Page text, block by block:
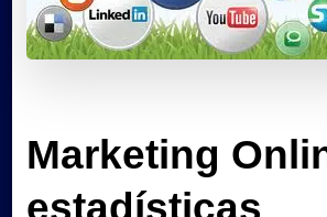
Marketing
estadísticas